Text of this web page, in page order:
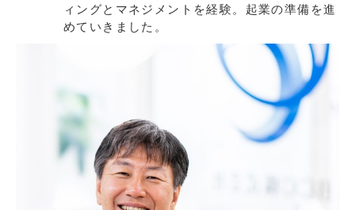
ィングとマネジメントを経験。起業の準備を進
めていきました。